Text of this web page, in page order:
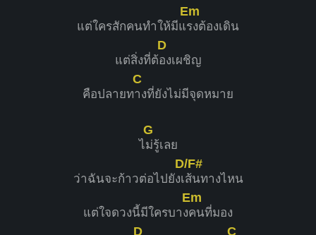
แต่ใครสักคนทำให้มีแ
Em
รงต้องเดิน
แต่สิ่งที่ต้
D
องเผชิญ
คือปลายท
C
างที่ยังไม่มีจุดหมาย
ไ
G
ม่รู้เลย
ว่าฉันจะก้าวต่อไปยังเ
D/F#
ส้นทางไหน
แต่ใจดวงนี้มีใครบาง
Em
คนที่มอง
D C